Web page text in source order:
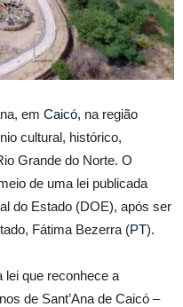
em Caicó, na região
cultural, histórico,
Grande do Norte. O
de uma lei publicada
do Estado (DOE), após ser
Fátima Bezerra (PT).
lei que reconhece a
de Sant’Ana de Caicó –